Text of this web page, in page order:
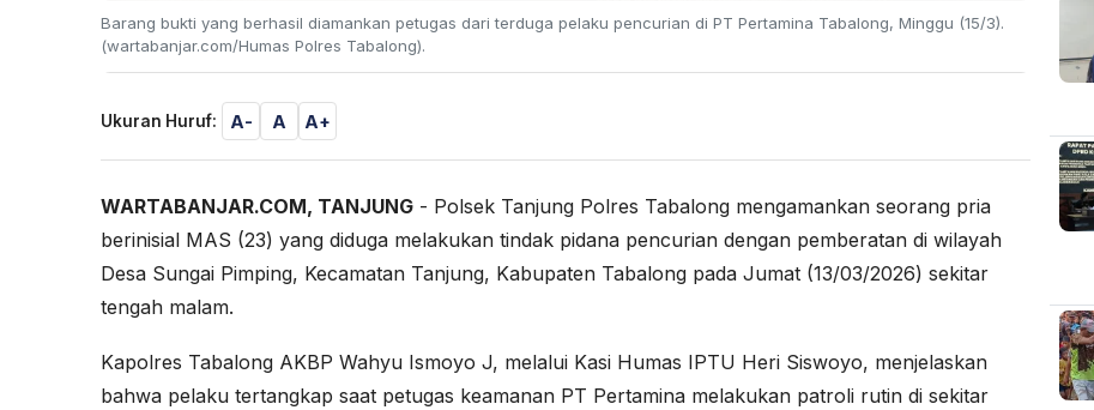
Barang bukti yang berhasil diamankan petugas dari terduga pelaku pencurian di PT Pertamina Tabalong, Minggu (15/3).
(wartabanjar.com/Humas Polres Tabalong).
Ukuran Huruf: A- A A+
WARTABANJAR.COM, TANJUNG - Polsek Tanjung Polres Tabalong mengamankan seorang pria
berinisial MAS (23) yang diduga melakukan tindak pidana pencurian dengan pemberatan di wilayah
Desa Sungai Pimping, Kecamatan Tanjung, Kabupaten Tabalong pada Jumat (13/03/2026) sekitar
tengah malam.
Kapolres Tabalong AKBP Wahyu Ismoyo J, melalui Kasi Humas IPTU Heri Siswoyo, menjelaskan
bahwa pelaku tertangkap saat petugas keamanan PT Pertamina melakukan patroli rutin di sekitar